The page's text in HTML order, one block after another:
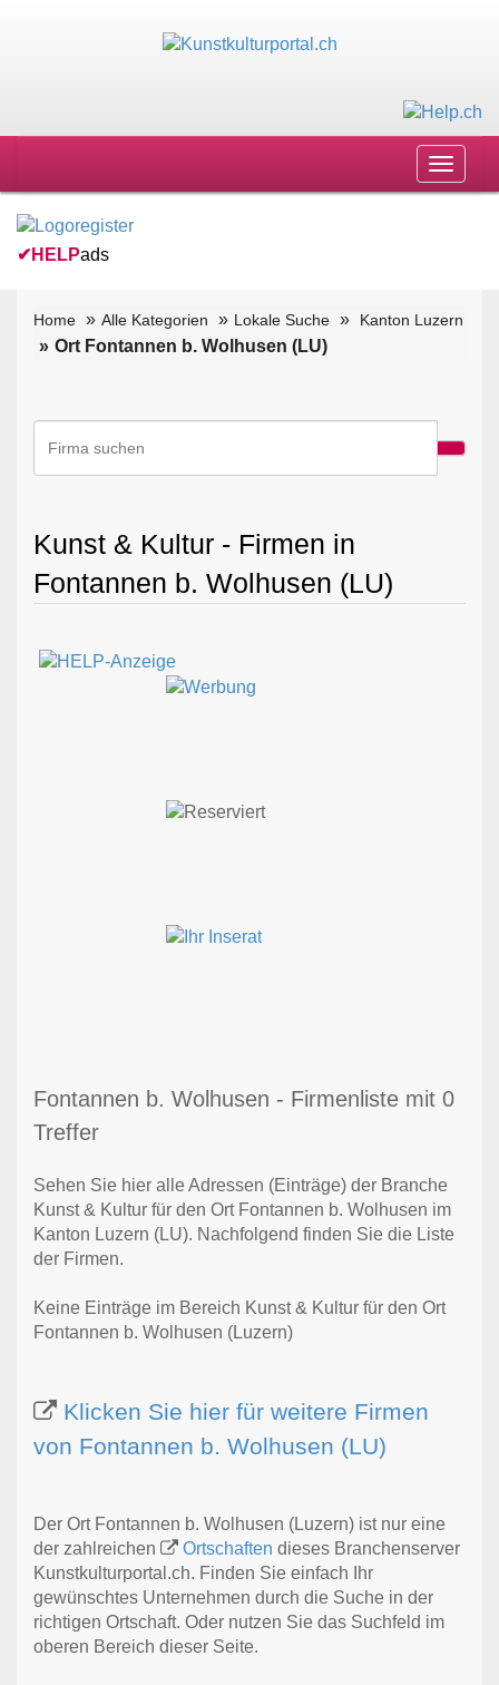
Toggle
✔ HELPads
Home Alle Kategorien Lokale Suche Kanton Luzern
Ort Fontannen b. Wolhusen (LU)
Kunst & Kultur - Firmen in
Fontannen b. Wolhusen (LU)
Fontannen b. Wolhusen - Firmenliste mit 0
Treffer
Sehen Sie hier alle Adressen (Einträge) der Branche
Kunst & Kultur für den Ort Fontannen b. Wolhusen im
Kanton Luzern (LU). Nachfolgend finden Sie die Liste
der Firmen.
Keine Einträge im Bereich Kunst & Kultur für den Ort
Fontannen b. Wolhusen (Luzern)
Klicken Sie hier für weitere Firmen
von Fontannen b. Wolhusen (LU)
Der Ort Fontannen b. Wolhusen (Luzern) ist nur eine
der zahlreichen
Ortschaften dieses Branchenserver
Kunstkulturportal.ch. Finden Sie einfach Ihr
gewünschtes Unternehmen durch die Suche in der
richtigen Ortschaft. Oder nutzen Sie das Suchfeld im
oberen Bereich dieser Seite.